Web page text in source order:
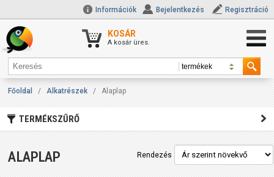
Információk Bejelentkezés Regisztráció
KOSÁR
A kosár üres.
Főoldal / Alkatrészek / Alaplap
TERMÉKSZŰRŐ
ALAPLAP Rendezés